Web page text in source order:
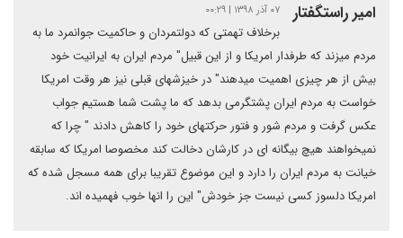
امیر راستگفتار ۰۷ آذر ۱۳۹۸ | ۰۰:۲۹
برخلاف تهمتی که دولتمردان و حاکمیت جوانمرد ما به
مردم میزند که طرفدار امریکا و از این قبیل" مردم ایران به ایرانیت خود
بیش از هر چیزی اهمیت میدهند" در خیزشهای قبلی نیز هر وقت امریکا
خواست به مردم ایران پشتگرمی بدهد که ما پشت شما هستیم جواب
عکس گرفت و مردم شور و فتور حرکتهای خود را کاهش دادند " چرا که
نمیخواهند هیچ بیگانه ای در کارشان دخالت کند مخصوصا امریکا که سابقه
خیانت به مردم ایران را دارد و این موضوع تقریبا برای همه مسجل شده که
امریکا دلسوز کسی نیست جز خودش" این را انها خوب فهمیده اند.